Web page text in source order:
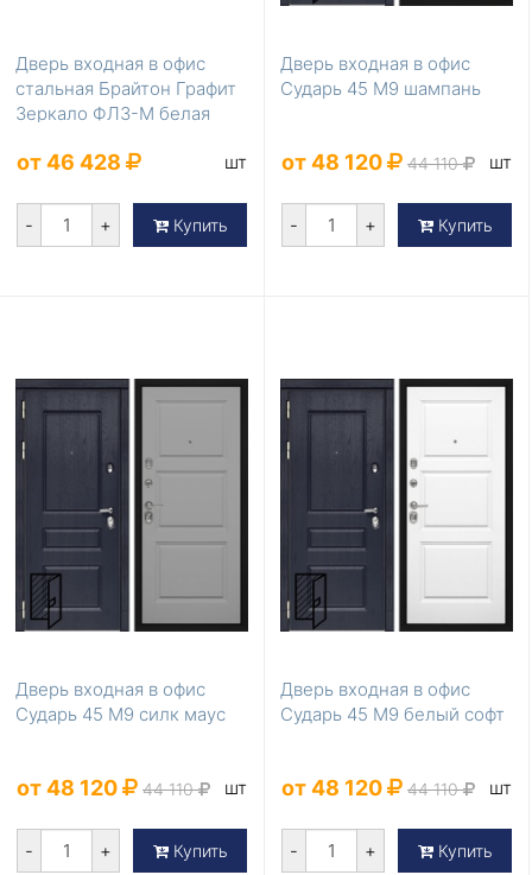
Дверь входная в офис
стальная Брайтон Графит
Зеркало ФЛЗ-М белая
от 46 428 шт
- + Купить
Дверь входная в офис
Сударь 45 М9 шампань
от 48 120 44 110 шт
- + Купить
Дверь входная в офис
Сударь 45 М9 силк маус
от 48 120 44 110 шт
- + Купить
Дверь входная в офис
Сударь 45 М9 белый софт
от 48 120 44 110 шт
- + Купить